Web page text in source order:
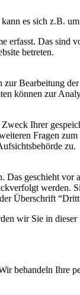
es sich z.B.
erfasst. Das
betreten.
Bearbeitung
können zur
Ihrer
Fragen
zu.
geschieht
werden.
Überschrift
wir Sie in
behandeln Ihre